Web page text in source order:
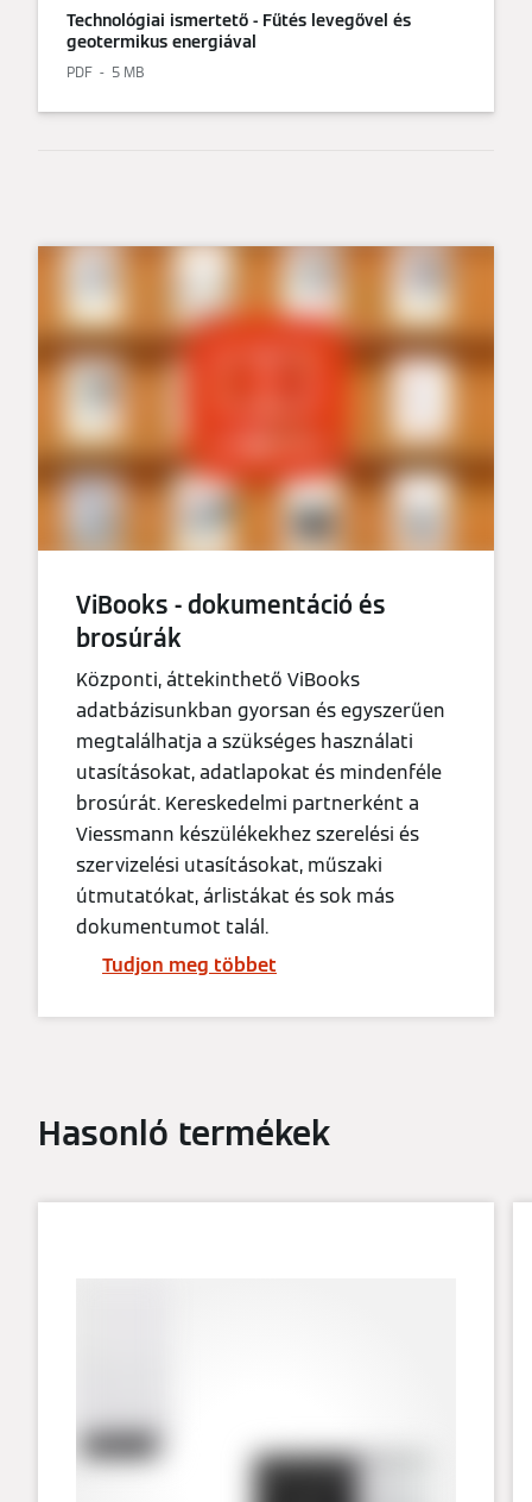
Technológiai ismertető - Fűtés levegővel és
geotermikus energiával
PDF 5 MB
ViBooks - dokumentáció és
brosúrák
Központi, áttekinthető ViBooks
adatbázisunkban gyorsan és egyszerűen
megtalálhatja a szükséges használati
utasításokat, adatlapokat és mindenféle
brosúrát. Kereskedelmi partnerként a
Viessmann készülékekhez szerelési és
szervizelési utasításokat, műszaki
útmutatókat, árlistákat és sok más
dokumentumot talál.
Tudjon meg többet
Hasonló termékek